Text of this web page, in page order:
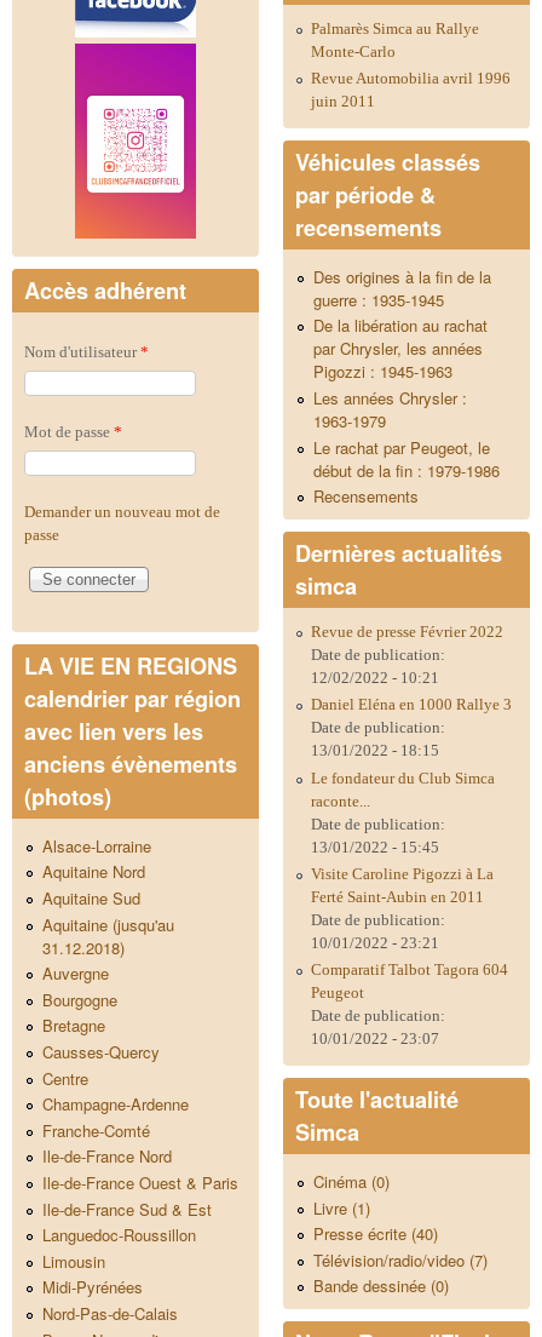
Accès adhérent
Nom d'utilisateur*
Mot de passe *
Demander un nouveau mot de
passe
LA VIE EN REGIONS
calendrier par région
avec lien vers les
anciens évènements
(photos)
Alsace-Lorraine
Aquitaine Nord
Aquitaine Sud
Aquitaine (jusqu'au
31.12.2018)
Auvergne
Bourgogne
Bretagne
Causses-Quercy
Centre
Champagne-Ardenne
Franche-Comté
Ile-de-France Nord
Ile-de-France Ouest & Paris
Ile-de-France Sud & Est
Languedoc-Roussillon
Limousin
Midi-Pyrénées
Nord-Pas-de-Calais
Palmarès Simca au Rallye
Monte-Carlo
Revue Automobilia avril 1996
juin 2011
Véhicules classés
par période &
recensements
Des origines à la fin de la
guerre : 1935-1945
De la libération au rachat
par Chrysler, les années
Pigozzi : 1945-1963
Les années Chrysler :
1963-1979
Le rachat par Peugeot, le
début de la fin : 1979-1986
Recensements
Dernières actualités
simca
Revue de presse Février 2022
Date de publication:
12/02/2022 - 10:21
Daniel Eléna en 1000 Rallye 3
Date de publication:
13/01/2022 - 18:15
Le fondateur du Club Simca
raconte...
Date de publication:
13/01/2022 - 15:45
Visite Caroline Pigozzi à La
Ferté Saint-Aubin en 2011
Date de publication:
10/01/2022 - 23:21
Comparatif Talbot Tagora 604
Peugeot
Date de publication:
10/01/2022 - 23:07
Toute l'actualité
Simca
Cinéma (0)
Livre (1)
Presse écrite (40)
Télévision/radio/video (7)
Bande dessinée (0)